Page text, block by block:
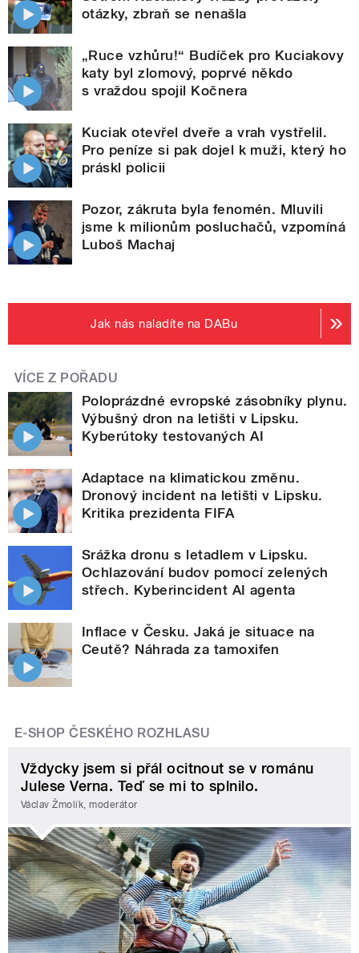
otázky, zbraň se nenašla
„Ruce vzhůru!“ Budíček pro Kuciakovy
katy byl zlomový, poprvé někdo
s vraždou spojil Kočnera
Kuciak otevřel dveře a vrah vystřelil.
Pro peníze si pak dojel k muži, který ho
práskl policii
Pozor, zákruta byla fenomén. Mluvili
jsme k milionům posluchačů, vzpomíná
Luboš Machaj
Jak nás naladíte na DABu
VÍCE Z POŘADU
Poloprázdné evropské zásobníky plynu.
Výbušný dron na letišti v Lipsku.
Kyberútoky testovaných AI
Adaptace na klimatickou změnu.
Dronový incident na letišti v Lipsku.
Kritika prezidenta FIFA
Srážka dronu s letadlem v Lipsku.
Ochlazování budov pomocí zelených
střech. Kyberincident AI agenta
Inflace v Česku. Jaká je situace na
Ceutě? Náhrada za tamoxifen
E-SHOP ČESKÉHO ROZHLASU
Vždycky jsem si přál ocitnout se v románu
Julese Verna. Teď se mi to splnilo.
Václav Žmolík, moderátor